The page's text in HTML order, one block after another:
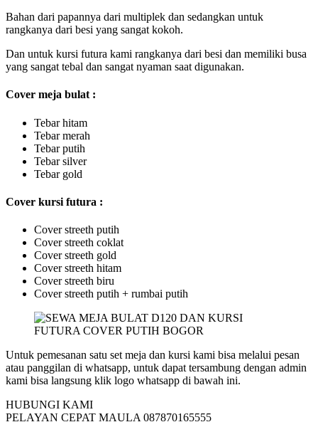
Bahan dari papannya dari multiplek dan sedangkan untuk
rangkanya dari besi yang sangat kokoh.
Dan untuk kursi futura kami rangkanya dari besi dan memiliki busa
yang sangat tebal dan sangat nyaman saat digunakan.
Cover meja bulat :
Tebar hitam
Tebar merah
Tebar putih
Tebar silver
Tebar gold
Cover kursi futura :
Cover streeth putih
Cover streeth coklat
Cover streeth gold
Cover streeth hitam
Cover streeth biru
Cover streeth putih + rumbai putih
Untuk pemesanan satu set meja dan kursi kami bisa melalui pesan
atau panggilan di whatsapp, untuk dapat tersambung dengan admin
kami bisa langsung klik logo whatsapp di bawah ini.
HUBUNGI KAMI
PELAYAN CEPAT MAULA 087870165555